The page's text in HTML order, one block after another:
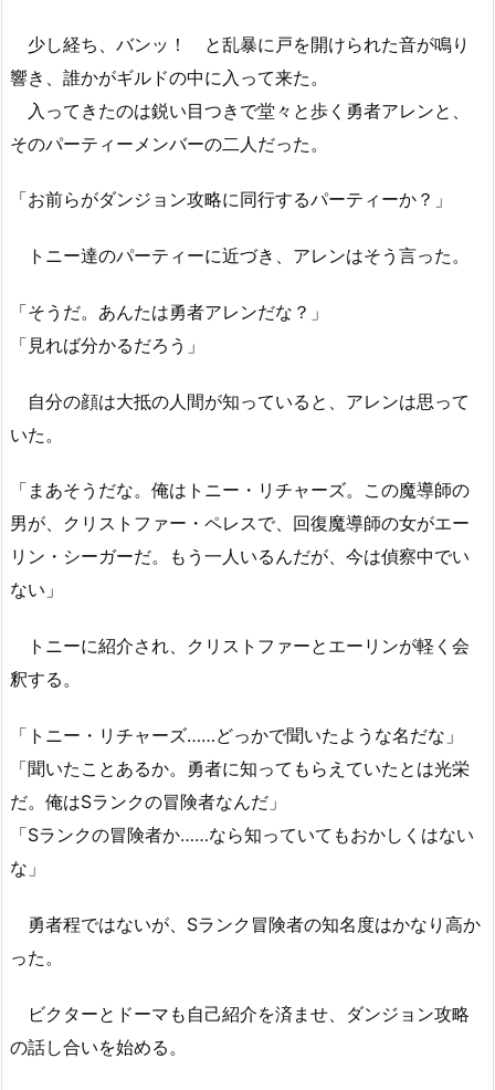
少し経ち、バンッ！ と乱暴に戸を開けられた音が鳴り
響き、誰かがギルドの中に入って来た。
入ってきたのは鋭い目つきで堂々と歩く勇者アレンと、
そのパーティーメンバーの二人だった。
「お前らがダンジョン攻略に同行するパーティーか？」
トニー達のパーティーに近づき、アレンはそう言った。
「そうだ。あんたは勇者アレンだな？」
「見れば分かるだろう」
自分の顔は大抵の人間が知っていると、アレンは思って
いた。
「まあそうだな。俺はトニー・リチャーズ。この魔導師の
男が、クリストファー・ペレスで、回復魔導師の女がエー
リン・シーガーだ。もう一人いるんだが、今は偵察中でい
ない」
トニーに紹介され、クリストファーとエーリンが軽く会
釈する。
「トニー・リチャーズ……どっかで聞いたような名だな」
「聞いたことあるか。勇者に知ってもらえていたとは光栄
だ。俺はSランクの冒険者なんだ」
「Sランクの冒険者か……なら知っていてもおかしくはない
な」
勇者程ではないが、Sランク冒険者の知名度はかなり高か
った。
ビクターとドーマも自己紹介を済ませ、ダンジョン攻略
の話し合いを始める。